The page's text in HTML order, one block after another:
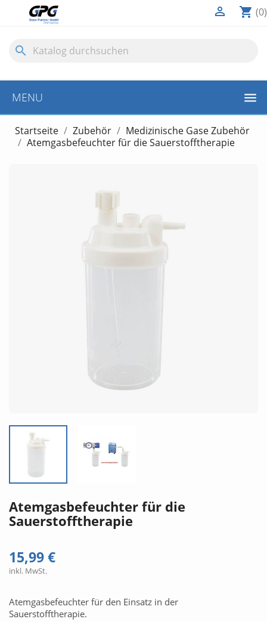
shopping_cart (0)

search
MENU
Startseite Zubehör
Medizinische Gase Zubehör
Atemgasbefeuchter für die Sauerstofftherapie
Atemgasbefeuchter für die
Sauerstofftherapie
15,99 €
inkl. MwSt.
Atemgasbefeuchter für den Einsatz in der
Sauerstofftherapie.